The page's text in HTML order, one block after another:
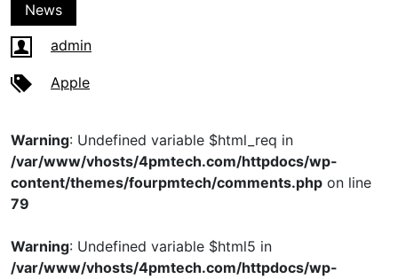
News
admin
Apple
Warning: Undefined variable $html_req in
/var/www/vhosts/4pmtech.com/httpdocs/wp-
content/themes/fourpmtech/comments.php on line
79
Warning: Undefined variable $html5 in
/var/www/vhosts/4pmtech.com/httpdocs/wp-